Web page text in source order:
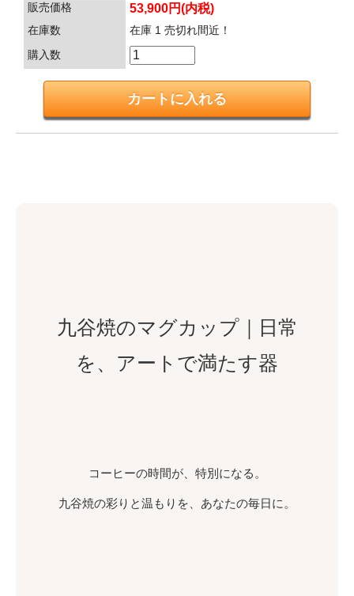
販売価格 53,900円(内税)
在庫数
在庫 1 売切れ間近！
購入数
九谷焼のマグカップ｜日常
を、アートで満たす器
コーヒーの時間が、特別になる。
九谷焼の彩りと温もりを、あなたの毎日に。